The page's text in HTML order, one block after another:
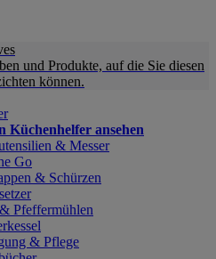
und Produkte, auf die Sie diesen
können.
Küchenhelfer ansehen
& Messer
Go
& Schürzen
Pfeffermühlen
& Pflege